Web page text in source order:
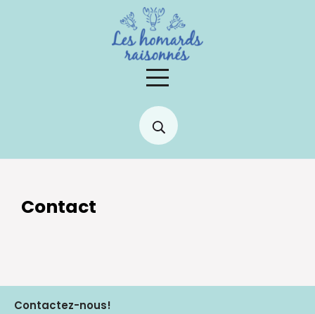
Contact
Contactez-nous!